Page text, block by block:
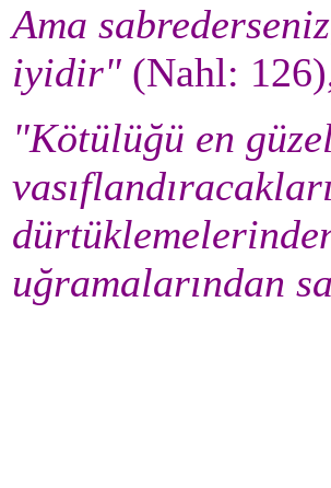
Ama
iyidir" (Nahl:
"Kötülüğü en
uğramalarından